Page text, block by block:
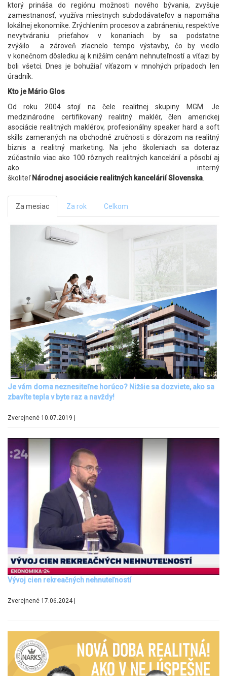
ktorý prináša do regiónu možnosti nového bývania, zvyšuje
zamestnanosť, využíva miestnych subdodávateľov a napomáha
lokálnej ekonomike. Zrýchlením procesov a zabráneniu, respektíve
nevytváraniu prieťahov v konaniach by sa podstatne
zvýšilo a zároveň zlacnelo tempo výstavby, čo by viedlo
v konečnom dôsledku aj k nižším cenám nehnuteľností a víťazi by
boli všetci. Dnes je bohužiaľ víťazom v mnohých prípadoch len
úradník.
Kto je Mário Glos
Od roku 2004 stojí na čele realitnej skupiny MGM. Je
medzinárodne certifikovaný realitný maklér, člen americkej
asociácie realitných maklérov, profesionálny speaker hard a soft
skills zameraných na obchodné zručnosti s dôrazom na realitný
biznis a realitný marketing. Na jeho školeniach sa doteraz
zúčastnilo viac ako 100 rôznych realitných kancelárií a pôsobí aj
ako interný
školiteľ Národnej asociácie realitných kanceláriíSlovenska.
Za mesiac Za rok Celkom
Je vám doma neznesiteľne horúco? Nižšie sa dozviete, ako sa
zbavíte tepla v byte raz a navždy!
Zverejnené 10.07.2019 |
Vývoj cien rekreačných nehnuteľností
Zverejnené 17.06.2024 |